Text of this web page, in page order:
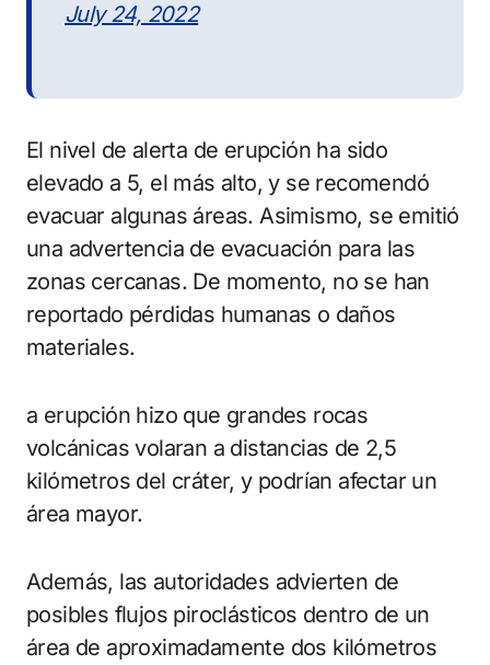
July 24, 2022
El nivel de alerta de erupción ha sido
elevado a 5, el más alto, y se recomendó
evacuar algunas áreas. Asimismo, se emitió
una advertencia de evacuación para las
zonas cercanas. De momento, no se han
reportado pérdidas humanas o daños
materiales.
a erupción hizo que grandes rocas
volcánicas volaran a distancias de 2,5
kilómetros del cráter, y podrían afectar un
área mayor.
Además, las autoridades advierten de
posibles flujos piroclásticos dentro de un
área de aproximadamente dos kilómetros